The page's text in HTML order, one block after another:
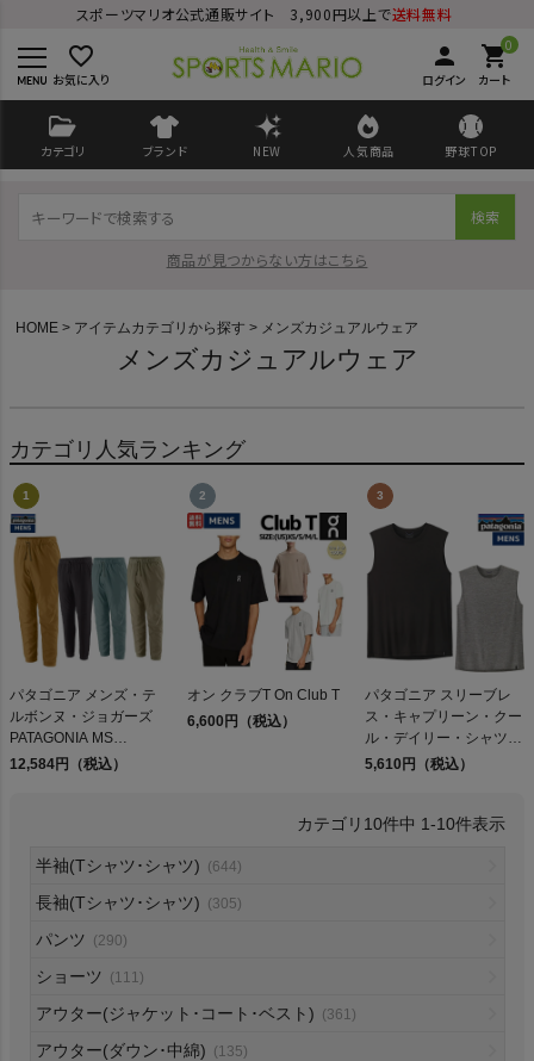
スポーツマリオ公式通販サイト 3,900円以上で送料無料
favorite_border
お気に入り
person
ログイン
0
shopping_cart
カート
カテゴリ ブランド NEW 人気商品 野球TOP
検索
商品が見つからない方はこちら
検索
商品が見つからない方はこちら
On
NIKE
CHUMS
HOME アイテムカテゴリから探す メンズカジュアルウェア
メンズカジュアルウェア
カテゴリ人気ランキング
パタゴニア メンズ・テ
ルボンヌ・ジョガーズ
PATAGONIA MS
TERREBONNE
12,584円（税込）
オン クラブT On Club T
6,600円（税込）
パタゴニア スリーブレ
ス・キャプリーン・クー
ル・デイリー・シャツ
Patagonia Sleeveless
5,610円（税込）
10件中 1-10件表示
半袖(Tシャツ･シャツ) (644)
長袖(Tシャツ･シャツ) (305)
パンツ (290)
ショーツ (111)
アウター(ジャケット･コート･ベスト) (361)
アウター(ダウン･中綿) (135)